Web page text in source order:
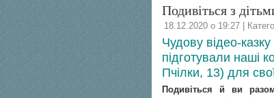
Подивіться з
18.12.2020 о 19:27 |
Чудову відео-казку
підготували наші
Пчілки, 13) для
Подивіться й ви